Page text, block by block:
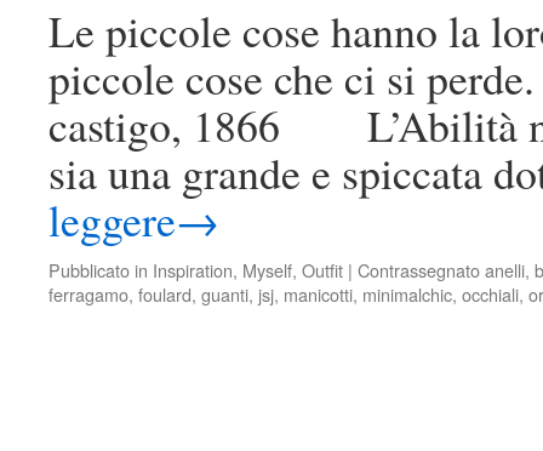
Le piccole cose hanno la
piccole cose che ci si
castigo, 1866 L’Abilità
sia una grande e spiccata
leggere→
Pubblicato in Inspiration, Myself, Outfit | Contrassegnatoanelli,
ferragamo, foulard, guanti, jsj, manicotti, minimalchic, occhiali,